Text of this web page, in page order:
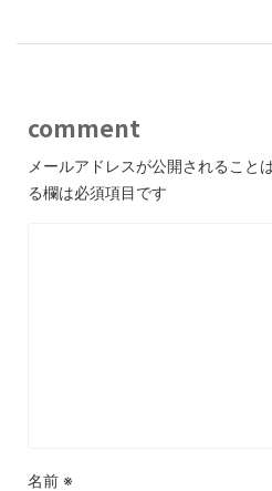
comment
メールアドレスが公開されること
る欄は必須項目です
名前 ※